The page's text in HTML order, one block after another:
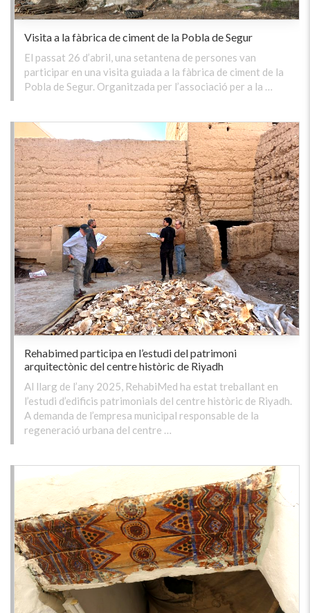
Visita a la fàbrica de ciment de la Pobla de Segur
El passat 26 d’abril, una setantena de persones van
participar en una visita guiada a la fàbrica de ciment de la
Pobla de Segur. Organitzada per l’associació per a la …
Rehabimed participa en l’estudi del patrimoni
arquitectònic del centre històric de Riyadh
Al llarg de l’any 2025, RehabiMed ha estat treballant en
l’estudi d’edificis patrimonials del centre històric de Riyadh.
A demanda de l’empresa municipal responsable de la
regeneració urbana del centre …